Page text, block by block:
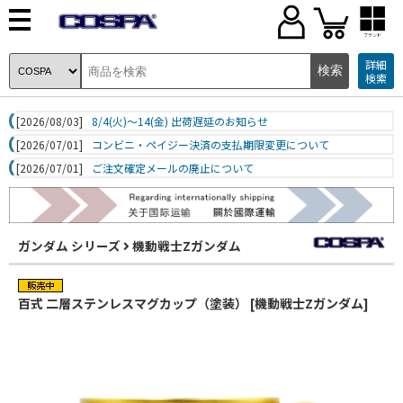
ブランド
詳細
検索
[2026/08/03]
8/4(火)～14(金) 出荷遅延のお知らせ
[2026/07/01]
コンビニ・ペイジー決済の支払期限変更について
[2026/07/01]
ご注文確定メールの廃止について
ガンダム シリーズ 機動戦士Zガンダム
百式 二層ステンレスマグカップ（塗装） [機動戦士Zガンダム]